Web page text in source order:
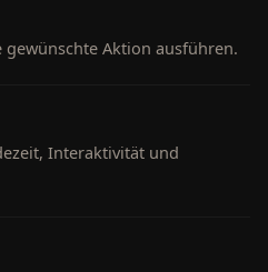
gewünschte Aktion ausführen.
Interaktivität und